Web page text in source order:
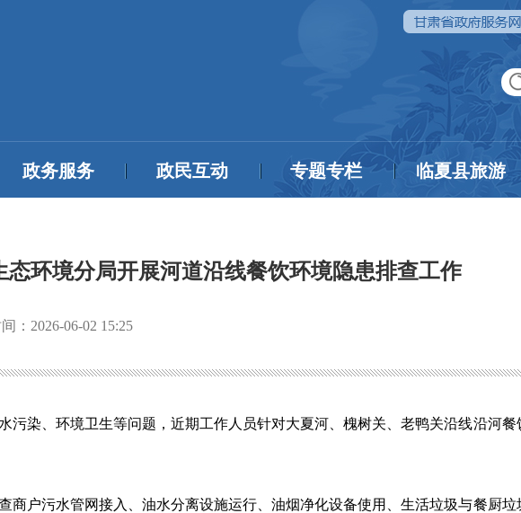
政务服务 政民互动 专题专栏 临夏县旅游
态环境分局开展河道沿线餐饮环境隐患排查工作
： 2026-06-02 15:25
污染、环境卫生等问题，近期工作人员针对大夏河、槐树关、老鸭关沿线沿河
商户污水管网接入、油水分离设施运行、油烟净化设备使用、生活垃圾与餐厨